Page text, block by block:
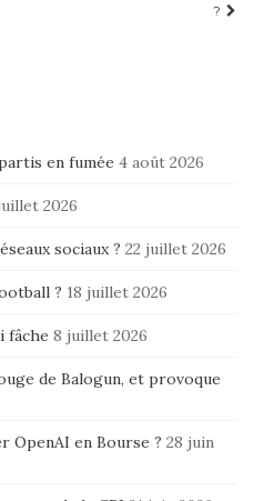
?
en fumée 4 août 2026
2026
sociaux ? 22 juillet 2026
? 18 juillet 2026
fâche 8 juillet 2026
de Balogun, et provoque
OpenAI en Bourse ? 28 juin